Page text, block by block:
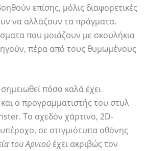
επίσης, μόλις διαφορετικές
να αλλάζουν τα πράγματα.
που μοιάζουν με σκουλήκια
πέρα ​​από τους θυμωμένους
πόσο καλά έχει
ο προγραμματιστής του στυλ
Το σχεδόν χάρτινο, 2D-
σε στιγμιότυπα οθόνης
του Αρνιούέχει ακριβώς τον